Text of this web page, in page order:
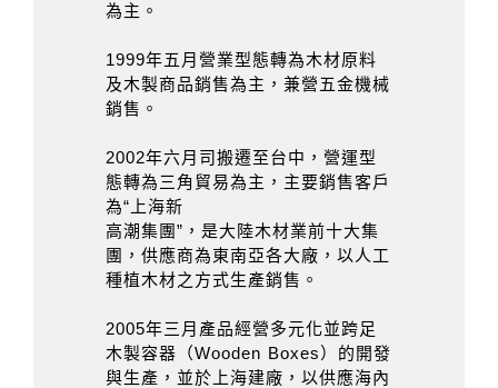
為主。
1999年五月營業型態轉為木材原料
及木製商品銷售為主，兼營五金機械
銷售。
2002年六月司搬遷至台中，營運型
態轉為三角貿易為主，主要銷售客戶
為“上海新
高潮集團”，是大陸木材業前十大集
團，供應商為東南亞各大廠，以人工
種植木材之方式生產銷售。
2005年三月產品經營多元化並跨足
木製容器（Wooden Boxes）的開發
與生產，並於上海建廠，以供應海內